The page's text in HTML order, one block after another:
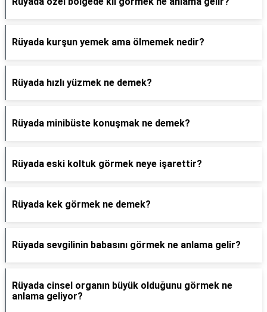
Rüyada kurşun yemek ama ölmemek nedir?
Rüyada hızlı yüzmek ne demek?
Rüyada minibüste konuşmak ne demek?
Rüyada eski koltuk görmek neye işarettir?
Rüyada kek görmek ne demek?
Rüyada sevgilinin babasını görmek ne anlama gelir?
Rüyada cinsel organın büyük olduğunu görmek ne
anlama geliyor?